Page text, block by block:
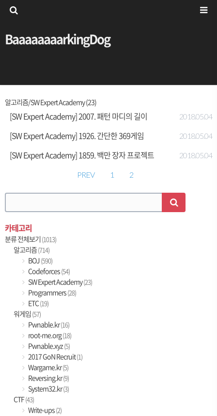
BaaaaaaaarkingDog
알고리즘/SW Expert Academy (23)
[SW Expert Academy] 2007. 패턴 마디의 길이 2018.05.04
[SW Expert Academy] 1926. 간단한 369게임 2018.05.04
[SW Expert Academy] 1859. 백만 장자 프로젝트 2018.05.04
PREV 1 2
카테고리
분류 전체보기(1013)
알고리즘(714)
BOJ (590)
Codeforces(54)
SW Expert Academy(23)
Programmers(28)
ETC(19)
워게임(57)
Pwnable.kr(16)
root-me.org(18)
Pwnable.xyz(5)
2017 GoN Recruit(1)
Wargame.kr(5)
Reversing.kr(9)
System32.kr(3)
CTF(43)
Write-ups(2)